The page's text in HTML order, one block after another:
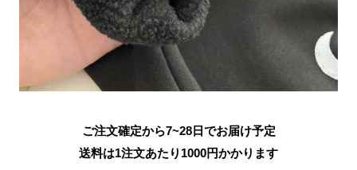
ご注文確定から7~28日でお届け予定
送料は1注文あたり 1000円かかります